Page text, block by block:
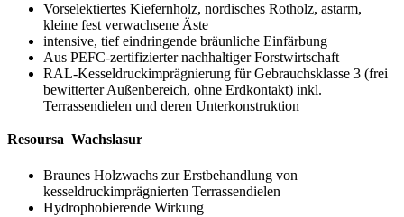
Vorselektiertes Kiefernholz, nordisches Rotholz, astarm,
kleine fest verwachsene Äste
intensive, tief eindringende bräunliche Einfärbung
Aus PEFC-zertifizierter nachhaltiger Forstwirtschaft
RAL-Kesseldruckimprägnierung für Gebrauchsklasse 3 (frei
bewitterter Außenbereich, ohne Erdkontakt) inkl.
Terrassendielen und deren Unterkonstruktion
Resoursa  Wachslasur
Braunes Holzwachs zur Erstbehandlung von
kesseldruckimprägnierten Terrassendielen
Hydrophobierende Wirkung